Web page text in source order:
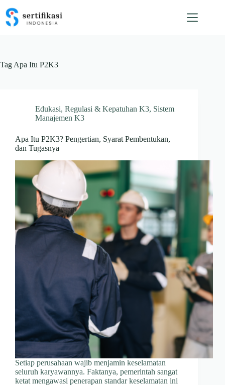
content
Tag Apa Itu P2K3
Edukasi, Regulasi & Kepatuhan K3, Sistem
Manajemen K3
Apa Itu P2K3? Pengertian, Syarat Pembentukan,
dan Tugasnya
Setiap perusahaan wajib menjamin keselamatan
seluruh karyawannya. Faktanya, pemerintah sangat
ketat mengawasi penerapan standar keselamatan ini